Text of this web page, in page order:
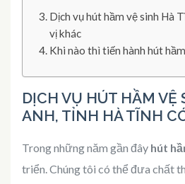
Dịch vụ hút hầm vệ sinh Hà
vị khác
Khi nào thì tiến hành hút
DỊCH VỤ HÚT HẦM VỆ
ANH, TỈNH HÀ TĨNH
Trong những năm gần đây hút
triển. Chúng tôi có thể đưa chất